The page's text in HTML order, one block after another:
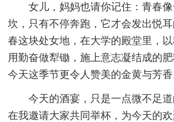
女儿，妈妈也请你记住：青春
坎，只有不停奔跑，它才会发出悦
春这块处女地，在大学的殿堂里，以
用勤奋做犁锄，施上意志凝结成的
今天这季节更令人赞美的金黄与芳香
今天的酒宴，只是一点微不足
在我邀请大家共同举杯，为今天的